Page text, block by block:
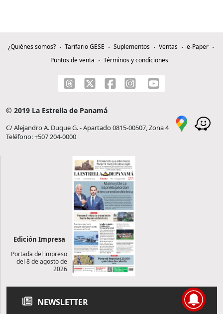
¿Quiénes somos? Tarifario GESE Suplementos Ventas
e-Paper
Puntos de venta
Términos y condiciones
© 2019 La Estrella de Panamá
C/ Alejandro A. Duque G. - Apartado 0815-00507, Zona 4
Teléfono: +507 204-0000
Edición Impresa
Portada del impreso
del 8 de agosto de
2026
NEWSLETTER